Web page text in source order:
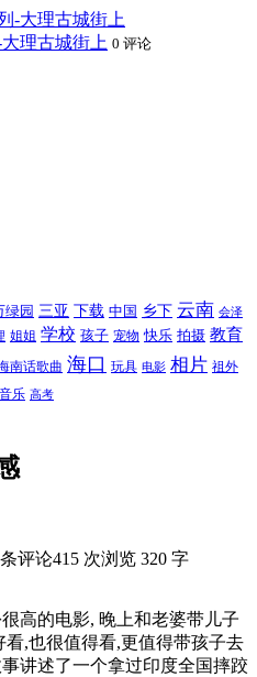
理古城街上 0 评论
绿园 三亚 下载 中国 乡下 云南 会泽
姐姐 学校 孩子 宠物 快乐 拍摄 教育
南话歌曲 海口 玩具 电影 相片 祖外
音乐 高考
评论415 次浏览 320 字
高的电影, 晚上和老婆带儿子
,也很值得看,更值得带孩子去
讲述了一个拿过印度全国摔跤